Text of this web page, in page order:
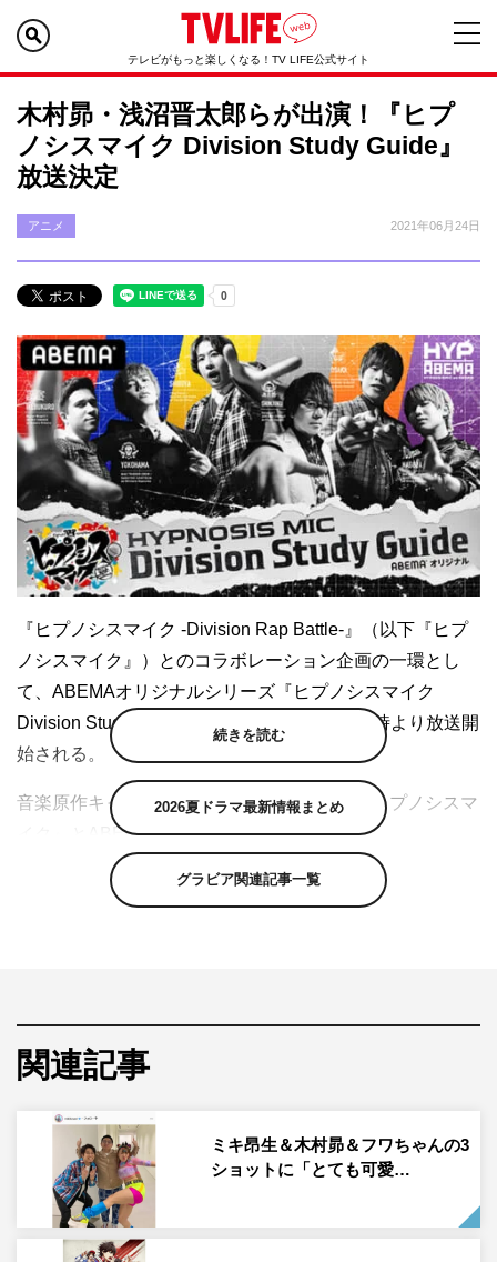
テレビがもっと楽しくなる！TV LIFE公式サイト
木村昴・浅沼晋太郎らが出演！『ヒプ
ノシスマイク Division Study Guide』
放送決定
アニメ 2021年06月24日
『ヒプノシスマイク -Division Rap Battle-』（以下『ヒプ
ノシスマイク』）とのコラボレーション企画の一環とし
て、ABEMAオリジナルシリーズ『ヒプノシスマイク
Division Study Guide』が、7月2日（金）夜9時より放送開
始される。
音楽原作キャラクターラッププロジェクト『ヒプノシスマ
イク』とABEMAのコラボレーション企画
「HYPNOSISMIC on ABEMA」（以下「ヒプノシスアベ
マ」）において、『ヒプノシスマイク Division Study
『7th LIVE』）に向けて、『ヒプノシスマイク』の各ディ
声優たち自らが徹底解説するレギュラー番組だ。
『ヒプノシスマイク』初心者には分かりやすく、ファンは
改めて魅力を堪能できる、さまざまな企画を実施予定との
ことで、『7th LIVE』に向けて『ヒプノシスマイク』完全
続きを読む
2026夏ドラマ最新情報まとめ
グラビア関連記事一覧
関連記事
ミキ昂生＆木村昴＆フワちゃんの3
ショットに「とても可愛…